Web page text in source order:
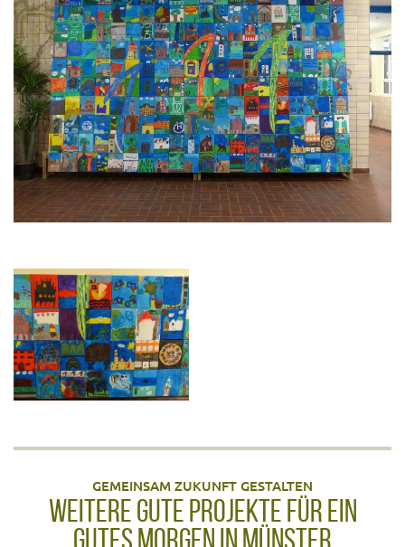
GEMEINSAM ZUKUNFT GESTALTEN
WEITERE GUTE PROJEKTE FÜR EIN
GUTES MORGEN IN MÜNSTER